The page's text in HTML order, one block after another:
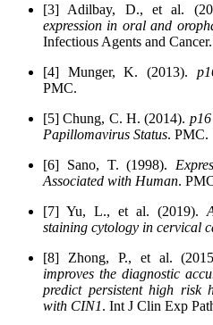
[3] Adilbay, D., et al.
expression in oral and
Infectious Agents and Cancer.
[4] Munger, K. (2013).
PMC.
[5] Chung, C. H. (2014).
Papillomavirus Status. PMC.
[6] Sano, T. (1998).
Associated with Human.
[7] Yu, L., et al. (2019).
staining cytology in cervical
[8] Zhong, P., et al.
improves the diagnostic
predict persistent high risk
with CIN1. Int J Clin Exp